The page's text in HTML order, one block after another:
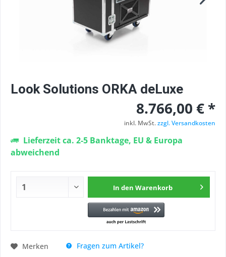
Look Solutions ORKA deLuxe
8.766,00 € *
inkl. MwSt.zzgl. Versandkosten
Lieferzeit ca. 2-5 Banktage, EU & Europa
abweichend
In den Warenkorb
Merken
Fragen zum Artikel?